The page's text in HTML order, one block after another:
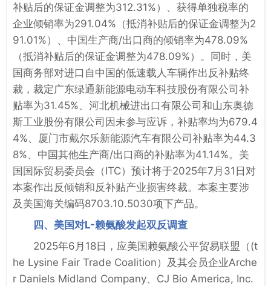
补贴后的保证金调整为312.31%）、获得单独税率的
企业倾销率为291.04%（抵消补贴后的保证金调整为2
91.01%）、中国生产商/出口商的倾销率为478.09%
（抵消补贴后的保证金调整为478.09%）。同时，美
国商务部对进口自中国的低速载人车辆作出反补贴终
裁，裁定广东绿通新能源电动车科技股份有限公司补
贴率为31.45%、河北机械进出口有限公司和山东奥德
斯工业股份有限公司因未参与应诉，补贴率均为679.4
4%、厦门市戴尔乐新能源汽车有限公司补贴率为44.3
8%、中国其他生产商/出口商的补贴率为41.14%。美
国国际贸易委员会（ITC）预计将于2025年7月31日对
本案作出反倾销和反补贴产业损害终裁。本案主要涉
及美国海关编码8703.10.5030项下产品。
四、美国对L-赖氨酸发起双反调查
2025年6月18日，应美国赖氨酸公平贸易联盟（(t
he Lysine Fair Trade Coalition）及其会员企业Arche
r Daniels Midland Company、CJ Bio America, Inc.